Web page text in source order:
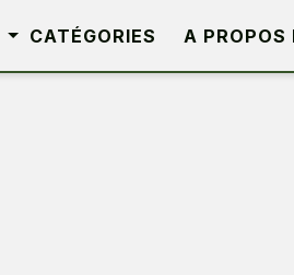
CATÉGORIES A PROPOS